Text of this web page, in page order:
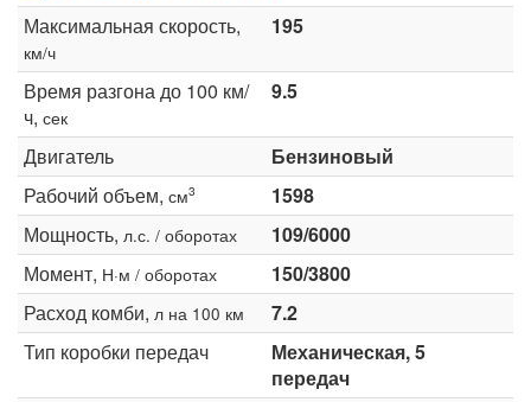
Максимальная скорость,
км/ч
195
Время разгона до 100 км/
ч, сек
9.5
Двигатель
Бензиновый
Рабочий объем, см3
1598
Мощность, л.с. / оборотах
109/6000
Момент, Н·м / оборотах
150/3800
Расход комби, л на 100 км
7.2
Тип коробки передач
Механическая, 5
передач